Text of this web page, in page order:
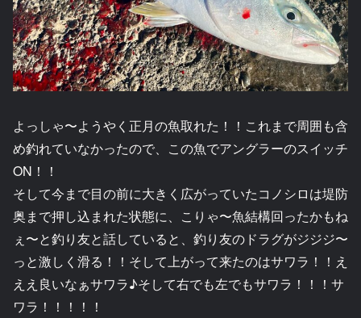
よっしゃ〜ようやく正月の魚取れた！！これまで周囲も含
め釣れていなかったので、この魚でアングラーのスイッチ
ON！！
そして今まで目の前に大きく広がっていたコノシロは堤防
奥まで押し込まれた状態に、こりゃ〜魚結構回ったかもね
ぇ〜と釣り友と話していると、釣り友のドラグがジジジ〜
っと激しく滑る！！そして上がって来たのはサワラ！！え
ええ良いなぁサワラ♪そして右でも左でもサワラ！！！サ
ワラ！！！！！